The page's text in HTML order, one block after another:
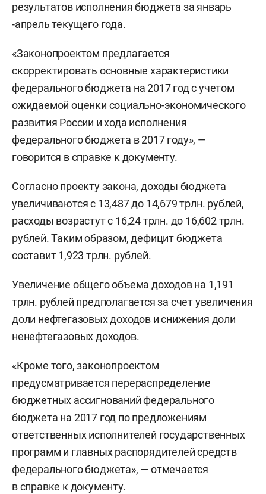
результатов исполнения бюджета за январь
-апрель текущего года.
«Законопроектом предлагается
скорректировать основные характеристики
федерального бюджета на 2017 год с учетом
ожидаемой оценки социально-экономического
развития России и хода исполнения
федерального бюджета в 2017 году», —
говорится в справке к документу.
Согласно проекту закона, доходы бюджета
увеличиваются с 13,487 до 14,679 трлн. рублей,
расходы возрастут с 16,24 трлн. до 16,602 трлн.
рублей. Таким образом, дефицит бюджета
составит 1,923 трлн. рублей.
Увеличение общего объема доходов на 1,191
трлн. рублей предполагается за счет увеличения
доли нефтегазовых доходов и снижения доли
ненефтегазовых доходов.
«Кроме того, законопроектом
предусматривается перераспределение
бюджетных ассигнований федерального
бюджета на 2017 год по предложениям
ответственных исполнителей государственных
программ и главных распорядителей средств
федерального бюджета», — отмечается
в справке к документу.